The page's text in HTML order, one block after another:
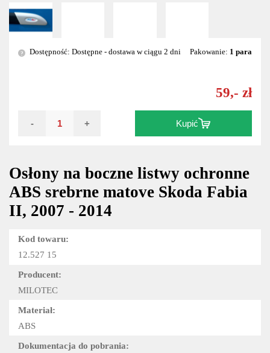
Osłony na boczne listwy ochronne
ABS srebrne matove Skoda Fabia
II, 2007 - 2014
Kod towaru:
12.527 15
Producent:
MILOTEC
Materiał:
ABS
Dokumentacja do pobrania:
? Dostępność: Dostępne - dostawa w ciągu 2 dni Pakowanie: 1 para
59,- zł
- + Kupić